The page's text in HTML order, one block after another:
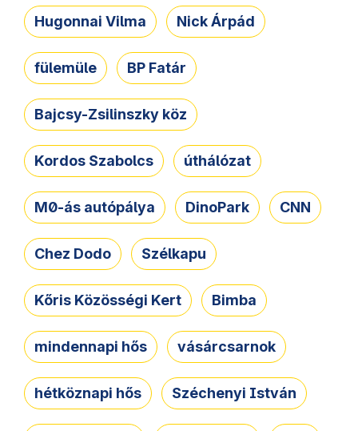
Hugonnai Vilma Nick Árpád
fülemüle BP Fatár
Bajcsy-Zsilinszky köz
Kordos Szabolcs úthálózat
M0-ás autópálya DinoPark CNN
Chez Dodo Szélkapu
Kőris Közösségi Kert Bimba
mindennapi hős vásárcsarnok
hétköznapi hős Széchenyi István